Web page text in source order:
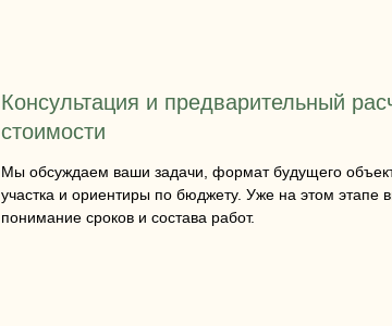
Консультация и предварительный
стоимости
Мы обсуждаем ваши задачи, формат будущего
участка и ориентиры по бюджету. Уже на этом этапе
понимание сроков и состава работ.